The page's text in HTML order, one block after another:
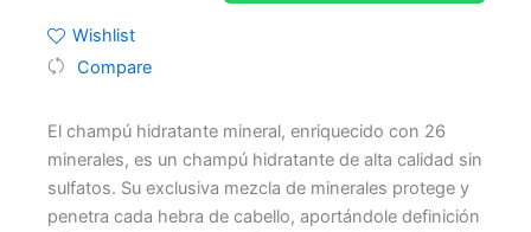
Wishlist
Compare
El champú hidratante mineral, enriquecido con 26
minerales, es un champú hidratante de alta calidad sin
sulfatos. Su exclusiva mezcla de minerales protege y
penetra cada hebra de cabello, aportándole definición